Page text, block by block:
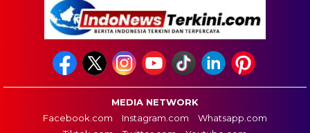
MEDIA NETWORK
Facebook.com
Instagram.com
Whatsapp.com